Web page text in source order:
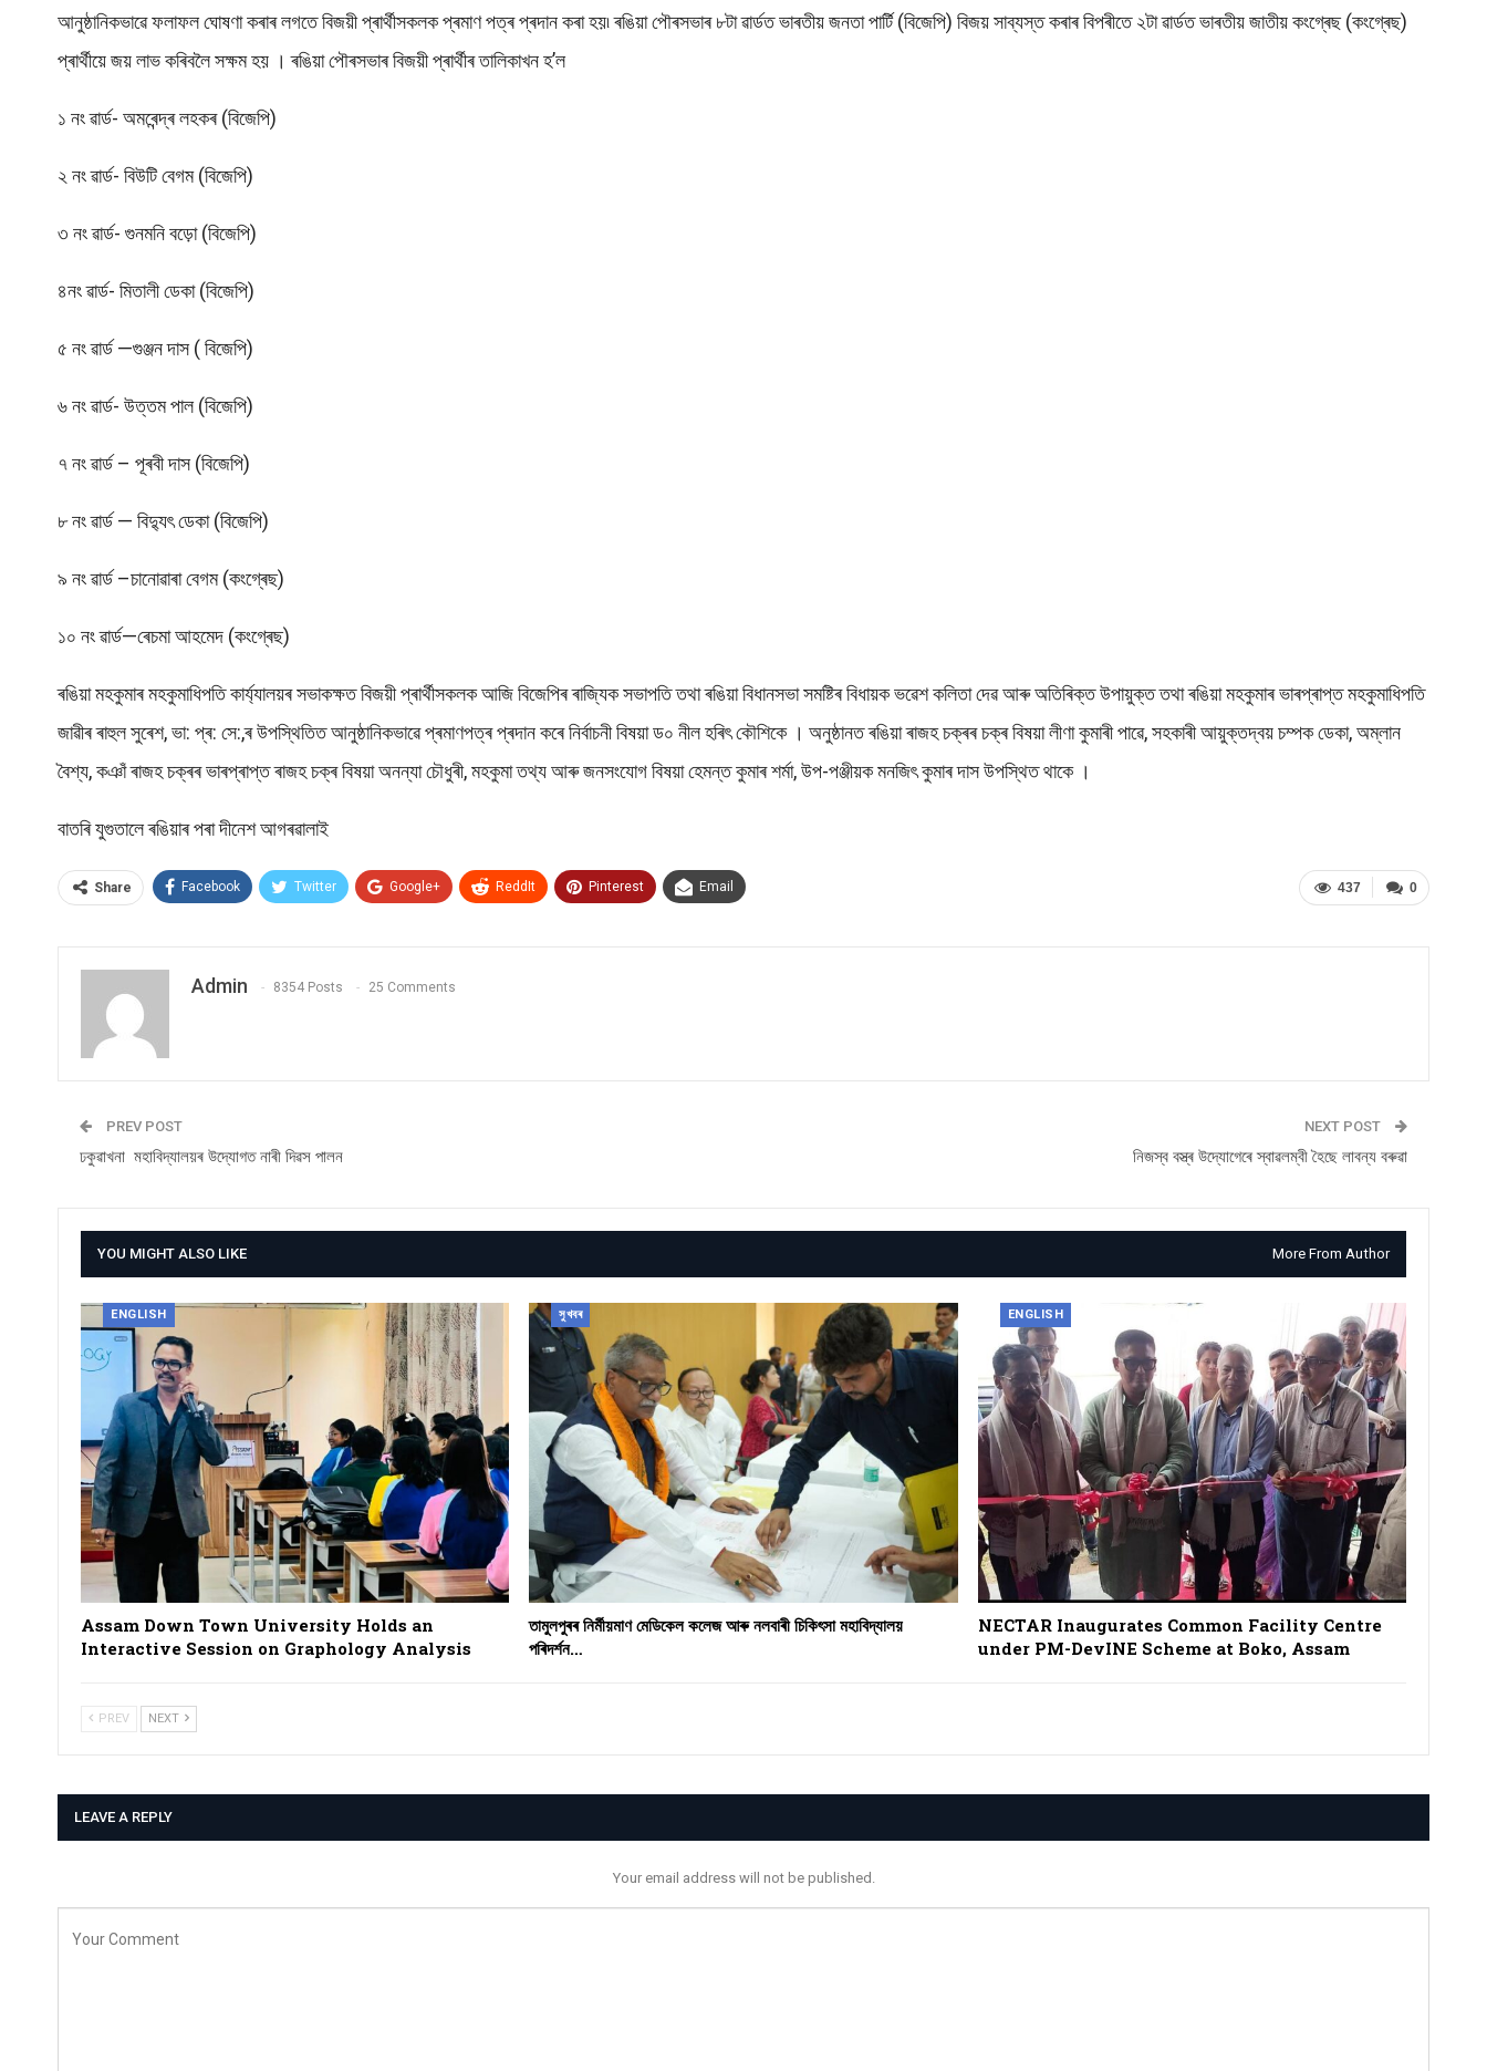
আনুষ্ঠানিকভাৱে ফলাফল ঘোষণা কৰাৰ লগতে বিজয়ী প্ৰাৰ্থীসকলক প্ৰমাণ পত্ৰ প্ৰদান কৰা হয়৷ ৰঙিয়া পৌৰসভাৰ ৮টা ৱাৰ্ডত ভাৰতীয় জনতা পাৰ্টি (বিজেপি) বিজয় সাব্যস্ত কৰাৰ বিপৰীতে ২টা ৱাৰ্ডত ভাৰতীয় জাতীয় কংগ্ৰেছ (কংগ্ৰেছ)
প্ৰাৰ্থীয়ে জয় লাভ কৰিবলৈ সক্ষম হয় । ৰঙিয়া পৌৰসভাৰ বিজয়ী প্ৰাৰ্থীৰ তালিকাখন হ’ল
১ নং ৱাৰ্ড- অমৰেন্দ্ৰ লহকৰ (বিজেপি)
২ নং ৱাৰ্ড- বিউটি বেগম (বিজেপি)
৩ নং ৱাৰ্ড- গুনমনি বড়ো (বিজেপি)
৪নং ৱাৰ্ড- মিতালী ডেকা (বিজেপি)
৫ নং ৱাৰ্ড —গুঞ্জন দাস ( বিজেপি)
৬ নং ৱাৰ্ড- উত্তম পাল (বিজেপি)
৭ নং ৱাৰ্ড – পূৰবী দাস (বিজেপি)
৮ নং ৱাৰ্ড — বিদ্যুৎ ডেকা (বিজেপি)
৯ নং ৱাৰ্ড –চানোৱাৰা বেগম (কংগ্ৰেছ)
১০ নং ৱাৰ্ড—ৰেচমা আহমেদ (কংগ্ৰেছ)
ৰঙিয়া মহকুমাৰ মহকুমাধিপতি কাৰ্য্যালয়ৰ সভাকক্ষত বিজয়ী প্ৰাৰ্থীসকলক আজি বিজেপিৰ ৰাজ্যিক সভাপতি তথা ৰঙিয়া বিধানসভা সমষ্টিৰ বিধায়ক ভৱেশ কলিতা দেৱ আৰু অতিৰিক্ত উপায়ুক্ত তথা ৰঙিয়া মহকুমাৰ ভাৰপ্ৰাপ্ত মহকুমাধিপতি
জাৱীৰ ৰাহুল সুৰেশ, ভা: প্ৰ: সে:,ৰ উপস্থিতিত আনুষ্ঠানিকভাৱে প্ৰমাণপত্ৰ প্ৰদান কৰে নিৰ্বাচনী বিষয়া ড০ নীল হৰিৎ কৌশিকে । অনুষ্ঠানত ৰঙিয়া ৰাজহ চক্ৰৰ চক্ৰ বিষয়া লীণা কুমাৰী পাৱে, সহকাৰী আয়ুক্তদ্বয় চম্পক ডেকা, অম্লান
বৈশ্য, কঞাঁ ৰাজহ চক্ৰৰ ভাৰপ্ৰাপ্ত ৰাজহ চক্ৰ বিষয়া অনন্যা চৌধুৰী, মহকুমা তথ্য আৰু জনসংযোগ বিষয়া হেমন্ত কুমাৰ শৰ্মা, উপ-পঞ্জীয়ক মনজিৎ কুমাৰ দাস উপস্থিত থাকে ।
বাতৰি যুগুতালে ৰঙিয়াৰ পৰা দীনেশ আগৰৱালাই
0
437
Share Facebook Twitter Google+ ReddIt Pinterest Email
Admin 8354 Posts 25 Comments
PREV POST
ঢকুৱাখনা মহাবিদ্যালয়ৰ উদ্যোগত নাৰী দিৱস পালন
NEXT POST
নিজস্ব বস্ত্ৰ উদ্যোগেৰে স্বাৱলম্বী হৈছে লাবন্য বৰুৱা
YOU MIGHT ALSO LIKE More From Author
ENGLISH
Assam Down Town University Holds an
Interactive Session on Graphology Analysis
সুখবৰ
তামুলপুৰৰ নিৰ্মীয়মাণ মেডিকেল কলেজ আৰু নলবাৰী চিকিৎসা মহাবিদ্যালয়
পৰিদৰ্শন…
ENGLISH
NECTAR Inaugurates Common Facility Centre
under PM-DevINE Scheme at Boko, Assam
PREV NEXT
LEAVE A REPLY
Your email address will not be published.